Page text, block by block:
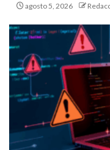
agosto 5, 2026